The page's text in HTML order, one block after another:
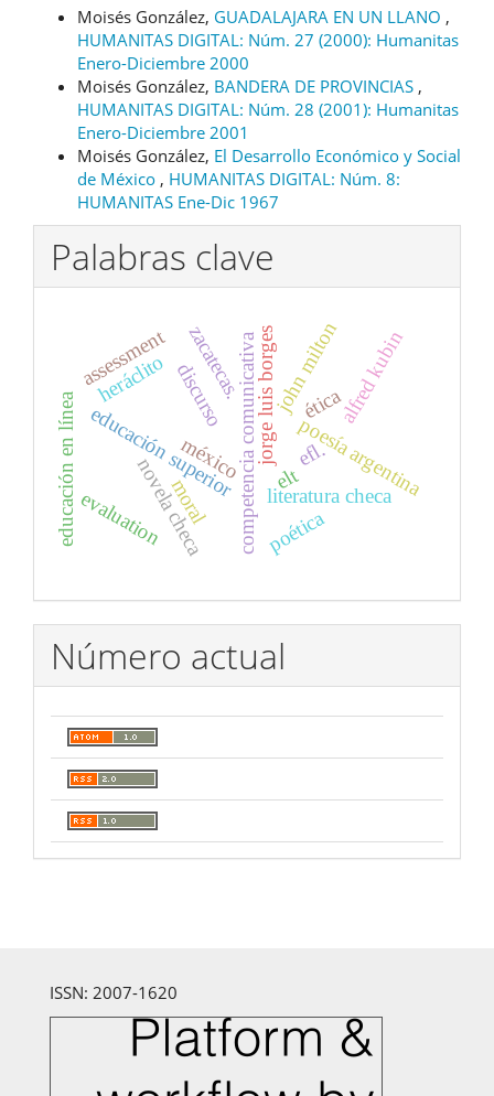
Moisés González, GUADALAJARA EN UN LLANO ,
HUMANITAS DIGITAL: Núm. 27 (2000): Humanitas
Enero-Diciembre 2000
Moisés González, BANDERA DE PROVINCIAS ,
HUMANITAS DIGITAL: Núm. 28 (2001): Humanitas
Enero-Diciembre 2001
Moisés González, El Desarrollo Económico y Social
de México , HUMANITAS DIGITAL: Núm. 8:
HUMANITAS Ene-Dic 1967
Palabras clave
discursocompetencia comunicativa
educación superiorjorge luis borges
heráclito john milton
poesía argentina
ética
moral
méxico
alfred kubin
novela checa literatura checa
assessment
evaluation
elt
efl.
educación en línea
zacatecas.
poética
Número actual
ISSN: 2007-1620